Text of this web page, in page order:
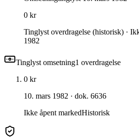
0 kr
Tinglyst overdragelse (historisk) ·
1982
Tinglyst omsetning1 overdragelse
0 kr
10. mars 1982 · dok. 6636
Ikke åpent markedHistorisk